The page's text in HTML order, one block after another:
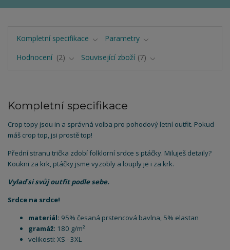
Kompletní specifikace
Parametry
Hodnocení
2 Související zboží 7
Kompletní specifikace
Crop topy jsou in a správná volba pro pohodový letní outfit. Pokud
máš crop top, jsi prostě top!
Přední stranu trička zdobí folklorní srdce s ptáčky. Miluješ detaily?
Koukni za krk, ptáčky jsme vyzobly a louply je i za krk.
Vylaď si svůj outfit podle sebe.
Srdce na srdce!
materiál: 95% česaná prstencová bavlna, 5% elastan
gramáž: 180 g/m²
velikosti: XS - 3XL